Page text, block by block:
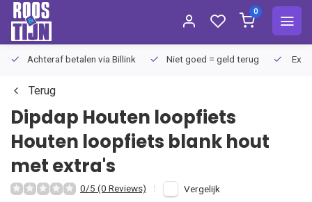
0
Achteraf betalen via Billink Niet goed = geld terug
Terug
Dipdap Houten loopfiets
Houten loopfiets blank hout
met extra's
0/5 (0 Reviews) Vergelijk